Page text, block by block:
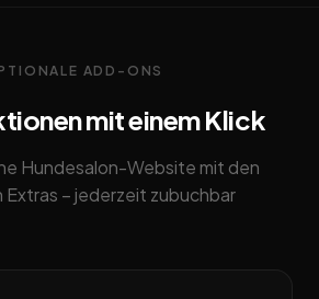
ADD-ONS
mit einem Klick
Hundesalon-Website mit den
Extras – jederzeit zubuchbar